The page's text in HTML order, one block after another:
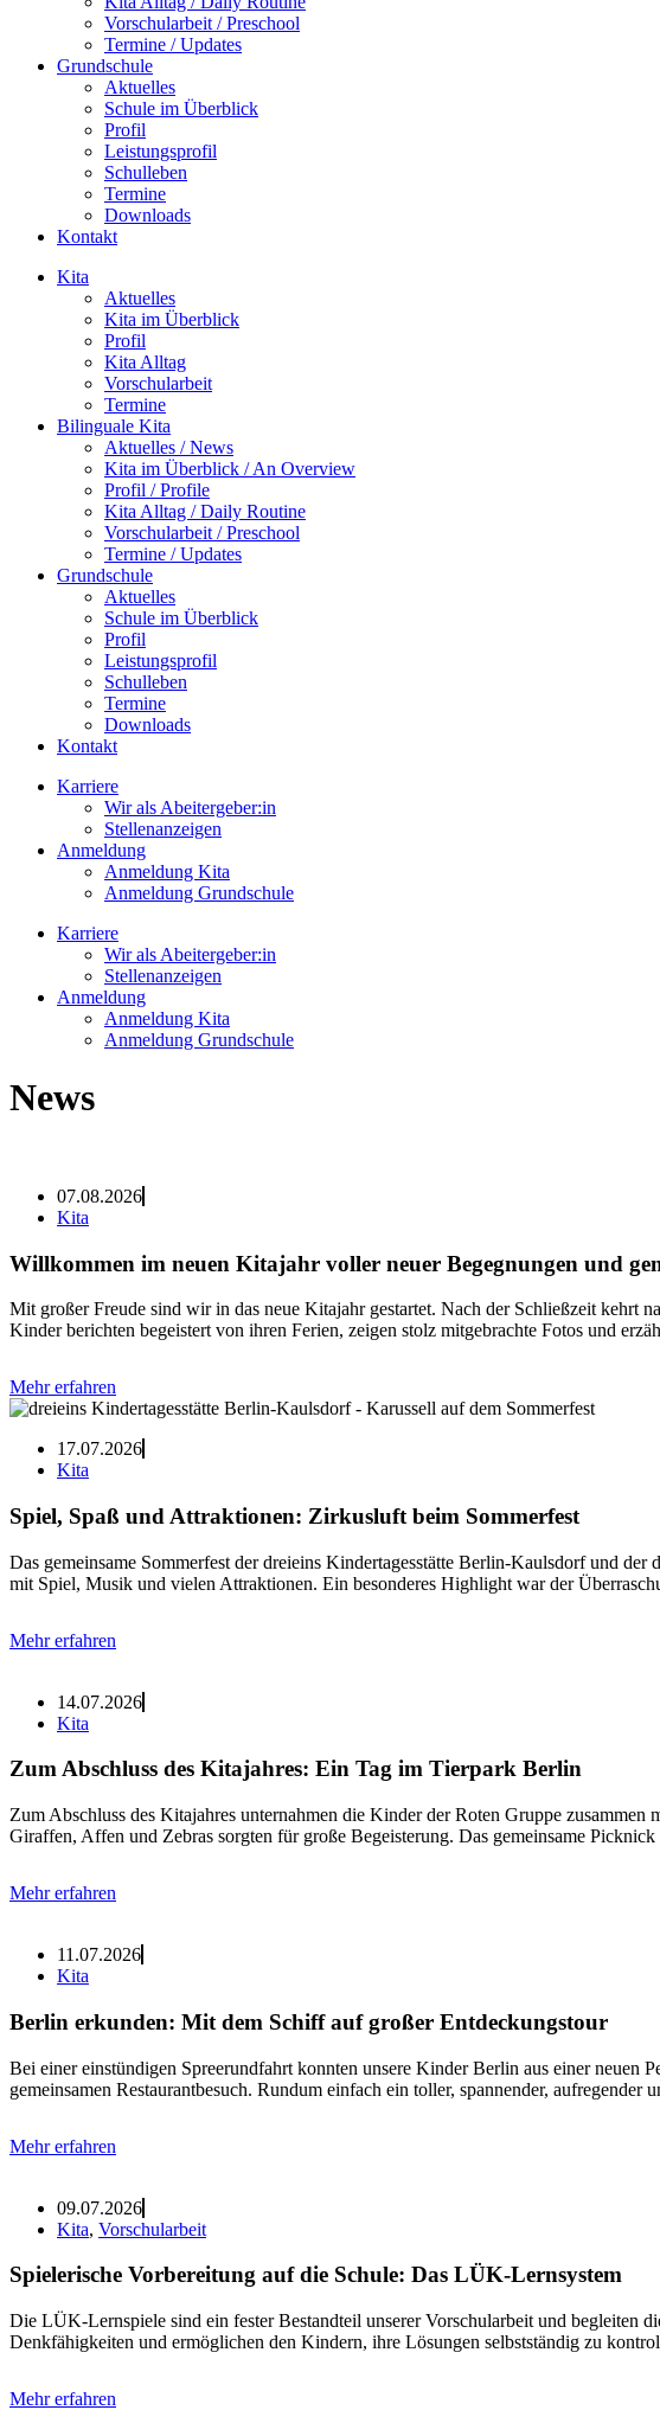
Vorschularbeit / Preschool
Termine / Updates
Grundschule
Aktuelles
Schule im Überblick
Profil
Leistungsprofil
Schulleben
Termine
Downloads
Kontakt
Kita
Aktuelles
Kita im Überblick
Profil
Kita Alltag
Vorschularbeit
Termine
Bilinguale Kita
Aktuelles / News
Kita im Überblick / An Overview
Profil / Profile
Kita Alltag / Daily Routine
Vorschularbeit / Preschool
Termine / Updates
Grundschule
Aktuelles
Schule im Überblick
Profil
Leistungsprofil
Schulleben
Termine
Downloads
Kontakt
Karriere
Wir als Abeitergeber:in
Stellenanzeigen
Anmeldung
Anmeldung Kita
Anmeldung Grundschule
Karriere
Wir als Abeitergeber:in
Stellenanzeigen
Anmeldung
Anmeldung Kita
Anmeldung Grundschule
News
07.08.2026
Kita
Willkommen im neuen Kitajahr voller neuer Begegnungen und
Mit großer Freude sind wir in das neue Kitajahr gestartet. Nach der Schließzeit kehrt
Kinder berichten begeistert von ihren Ferien, zeigen stolz mitgebrachte Fotos und
Mehr erfahren
17.07.2026
Kita
Spiel, Spaß und Attraktionen: Zirkusluft beim Sommerfest
Das gemeinsame Sommerfest der dreieins Kindertagesstätte Berlin-Kaulsdorf und
mit Spiel, Musik und vielen Attraktionen. Ein besonderes Highlight war der
Mehr erfahren
14.07.2026
Kita
Zum Abschluss des Kitajahres: Ein Tag im Tierpark Berlin
Zum Abschluss des Kitajahres unternahmen die Kinder der Roten Gruppe
Giraffen, Affen und Zebras sorgten für große Begeisterung. Das gemeinsame
Mehr erfahren
11.07.2026
Kita
Berlin erkunden: Mit dem Schiff auf großer Entdeckungstour
Bei einer einstündigen Spreerundfahrt konnten unsere Kinder Berlin aus einer neuen
gemeinsamen Restaurantbesuch. Rundum einfach ein toller, spannender, aufregender
Mehr erfahren
09.07.2026
Kita, Vorschularbeit
Spielerische Vorbereitung auf die Schule: Das LÜK-Lernsystem
Die LÜK-Lernspiele sind ein fester Bestandteil unserer Vorschularbeit und begleiten
Denkfähigkeiten und ermöglichen den Kindern, ihre Lösungen selbstständig zu
Mehr erfahren